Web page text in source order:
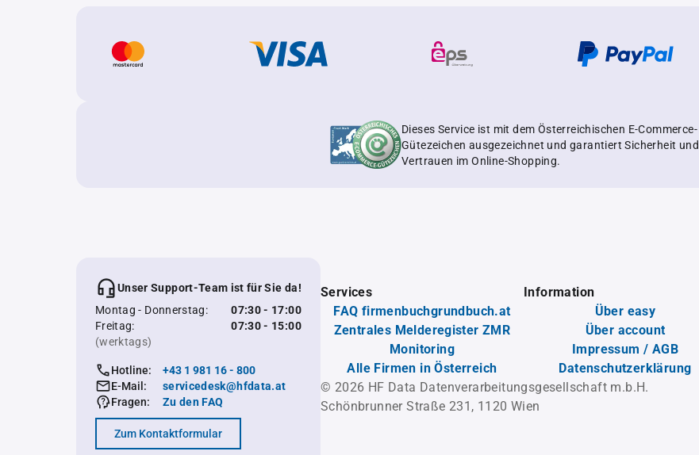
Dieses Service ist mit dem Österreichischen E-Commerce-
Gütezeichen ausgezeichnet und garantiert Sicherheit und
Vertrauen im Online-Shopping.
Unser Support-Team ist für Sie da!
Montag - Donnerstag:
07:30 - 17:00
Freitag:
07:30 - 15:00
(werktags)
Hotline:
+43 1 981 16 - 800
E-Mail:
servicedesk@hfdata.at
Fragen:
Zu den FAQ
Zum Kontaktformular
Services
FAQ firmenbuchgrundbuch.at
Zentrales Melderegister ZMR
Monitoring
Alle Firmen in Österreich
Information
Über easy
Über account
Impressum / AGB
Datenschutzerklärung
© 2026 HF Data Datenverarbeitungsgesellschaft m.b.H.
Schönbrunner Straße 231, 1120 Wien